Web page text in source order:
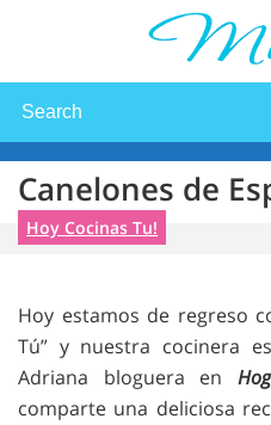
Canelones de
Hoy Cocinas Tu!
Hoy estamos de regreso
Tú” y nuestra cocinera
Adriana bloguera en
comparte una deliciosa